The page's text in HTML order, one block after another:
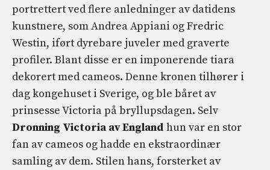
portrettert ved flere anledninger av datidens
kunstnere, som Andrea Appiani og Fredric
Westin, iført dyrebare juveler med graverte
profiler. Blant disse er en imponerende tiara
dekorert med cameos. Denne kronen tilhører i
dag kongehuset i Sverige, og ble båret av
prinsesse Victoria på bryllupsdagen. Selv
Dronning Victoria av England hun var en stor
fan av cameos og hadde en ekstraordinær
samling av dem. Stilen hans, forsterket av